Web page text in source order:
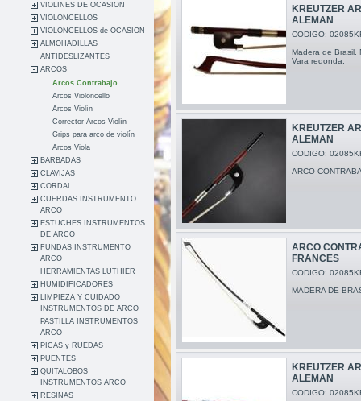
VIOLINES DE OCASION
VIOLONCELLOS
VIOLONCELLOS de OCASION
ALMOHADILLAS
ANTIDESLIZANTES
ARCOS
Arcos Contrabajo
Arcos Violoncello
Arcos Violín
Corrector Arcos Violín
Grips para arco de violín
Arcos Viola
BARBADAS
CLAVIJAS
CORDAL
CUERDAS INSTRUMENTO
ARCO
ESTUCHES INSTRUMENTOS
DE ARCO
FUNDAS INSTRUMENTO
ARCO
HERRAMIENTAS LUTHIER
HUMIDIFICADORES
LIMPIEZA Y CUIDADO
INSTRUMENTOS DE ARCO
PASTILLA INSTRUMENTOS
ARCO
PICAS y RUEDAS
PUENTES
QUITALOBOS
INSTRUMENTOS ARCO
RESINAS
KREUTZER
ALEMAN
CODIGO:
Madera de Brasil.
Vara redonda.
KREUTZER
ALEMAN
CODIGO:
ARCO
ARCO
FRANCES
CODIGO:
MADERA DE
KREUTZER
ALEMAN
CODIGO: